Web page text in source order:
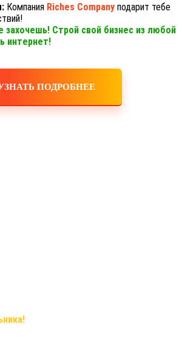
Компания Riches Company подарит тебе
захочешь! Строй свой бизнес из любой
интернет!
ПОДРОБНЕЕ